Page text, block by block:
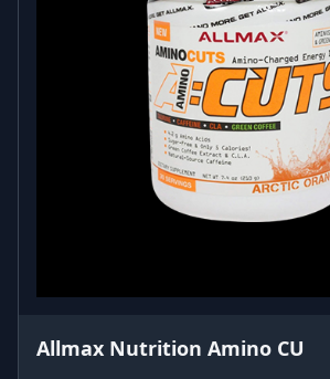
Allmax Nutrition Amino CU